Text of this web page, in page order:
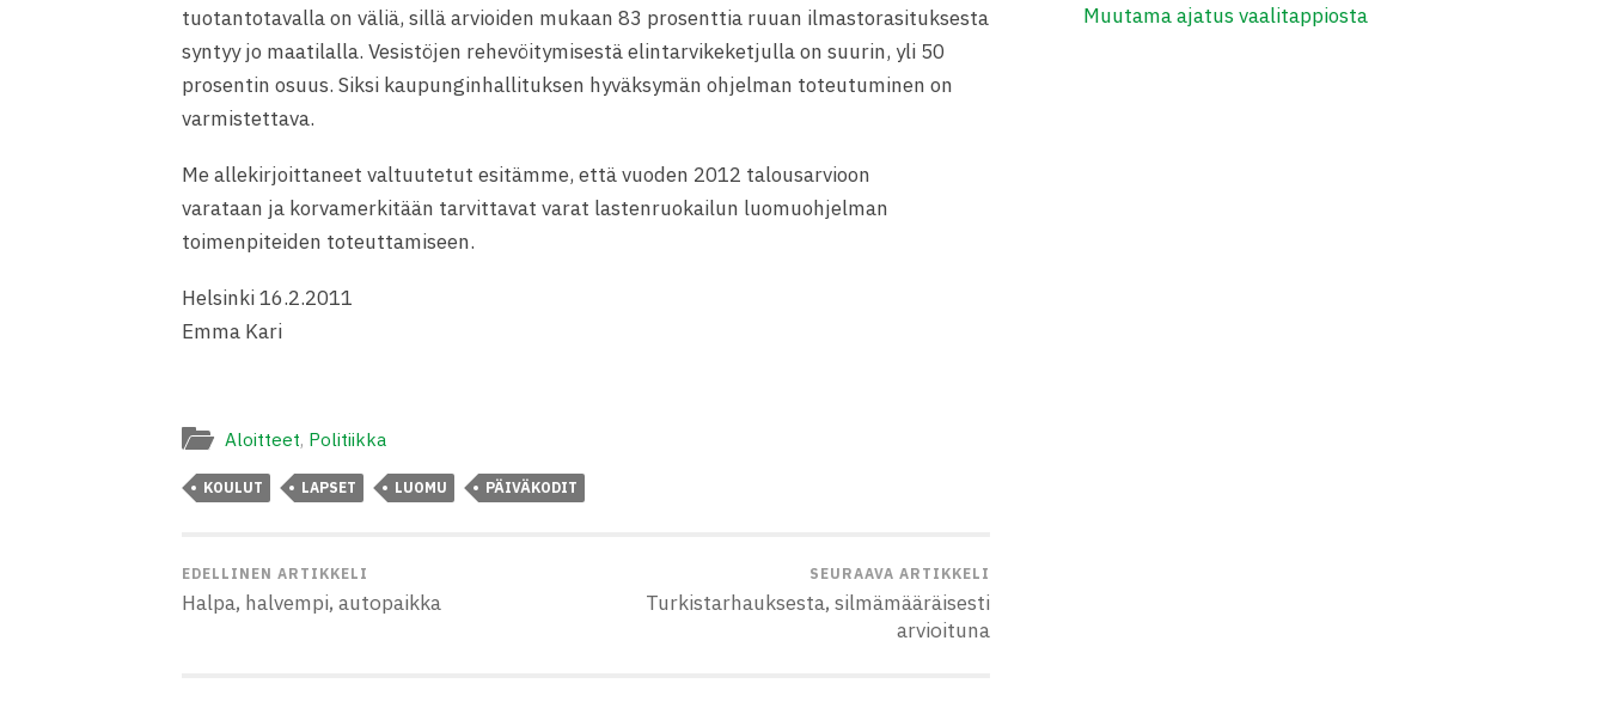
tuotantotavalla on väliä, sillä arvioiden mukaan 83 prosenttia ruuan ilmastorasituksesta
syntyy jo maatilalla. Vesistöjen rehevöitymisestä elintarvikeketjulla on suurin, yli 50
prosentin osuus. Siksi kaupunginhallituksen hyväksymän ohjelman toteutuminen on
varmistettava.
Me allekirjoittaneet valtuutetut esitämme, että vuoden 2012 talousarvioon
varataan ja korvamerkitään tarvittavat varat lastenruokailun luomuohjelman
toimenpiteiden toteuttamiseen.
Helsinki 16.2.2011
Emma Kari
Aloitteet, Politiikka
KOULUT LAPSET LUOMU PÄIVÄKODIT
EDELLINEN ARTIKKELI
Halpa, halvempi, autopaikka
SEURAAVA ARTIKKELI
Turkistarhauksesta, silmämääräisesti
arvioituna
Muutama ajatus vaalitappiosta